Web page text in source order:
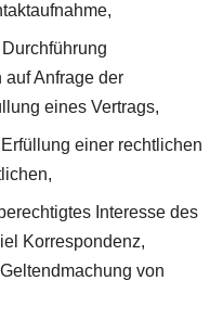
Anfrage der
eines Vertrags,
einer rechtlichen
Interesse des
Korrespondenz,
von